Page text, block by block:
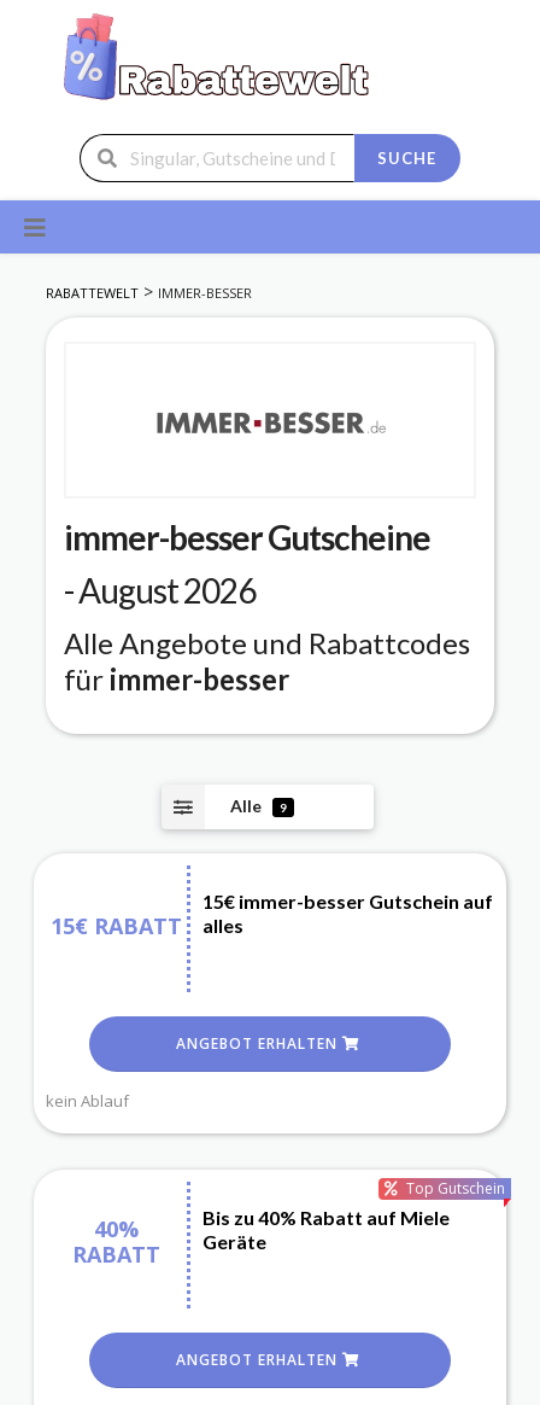
SUCHE
content
RABATTEWELT> IMMER-BESSER
immer-besserGutscheine
- August 2026
Alle Angebote und Rabattcodes
für immer-besser
Alle 9
15€ RABATT
15€ immer-besser Gutschein auf
alles
ANGEBOT ERHALTEN
kein Ablauf
Top Gutschein
40%
RABATT
Bis zu 40% Rabatt auf Miele
Geräte
ANGEBOT ERHALTEN